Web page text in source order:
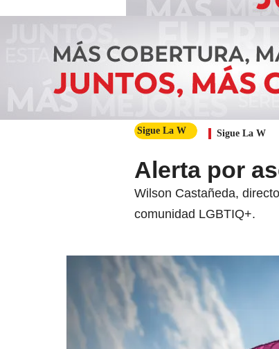
Sigue La W Sigue La W
Alerta por
Wilson Castañeda,
comunidad LGBTIQ+.